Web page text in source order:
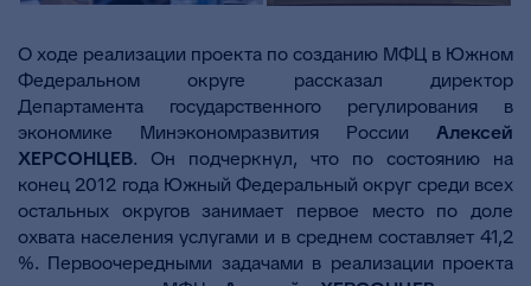
О ходе реализации проекта по созданию МФЦ в Южном
Федеральном округе рассказал директор
Департамента государственного регулирования в
экономике Минэкономразвития России Алексей
ХЕРСОНЦЕВ. Он подчеркнул, что по состоянию на
конец 2012 года Южный Федеральный округ среди всех
остальных округов занимает первое место по доле
охвата населения услугами и в среднем составляет 41,2
%. Первоочередными задачами в реализации проекта